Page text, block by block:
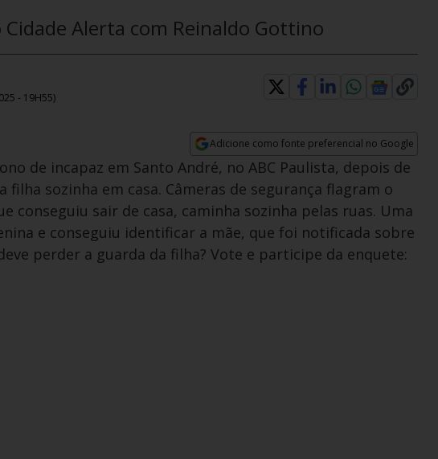
Alerta com Reinaldo Gottino
- 19H55)
Adicione como fonte preferencial no Google
Opens in new window
de incapaz em Santo André, no ABC Paulista, depois de
sozinha em casa. Câmeras de segurança flagram o
conseguiu sair de casa, caminha sozinha pelas ruas. Uma
e conseguiu identificar a mãe, que foi notificada sobre
perder a guarda da filha? Vote e participe da enquete: